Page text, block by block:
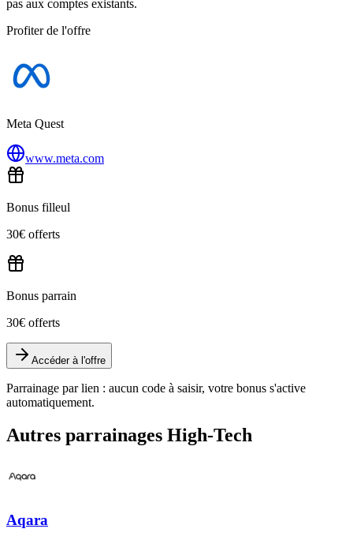
pas aux comptes existants.
Profiter de l'offre
Meta Quest
www.meta.com
Bonus filleul
30€ offerts
Bonus parrain
30€ offerts
Accéder à l'offre
Parrainage par lien : aucun code à saisir, votre bonus s'active
automatiquement.
Autres parrainages High-Tech
Aqara